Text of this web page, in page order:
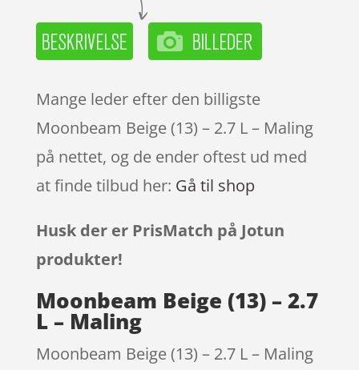
Mange leder efter den billigste
Moonbeam Beige (13) – 2.7 L – Maling
på nettet, og de ender oftest ud med
at finde tilbud her: Gå til shop
Husk der er PrisMatch på Jotun
produkter!
Moonbeam Beige (13) – 2.7
L – Maling
Moonbeam Beige (13) – 2.7 L – Maling